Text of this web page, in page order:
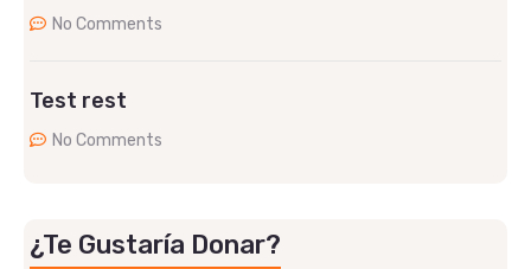
No Comments
Test rest
No Comments
¿Te Gustaría Donar?